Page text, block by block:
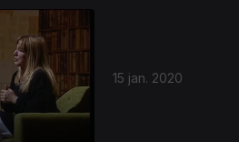
15 jan. 2020